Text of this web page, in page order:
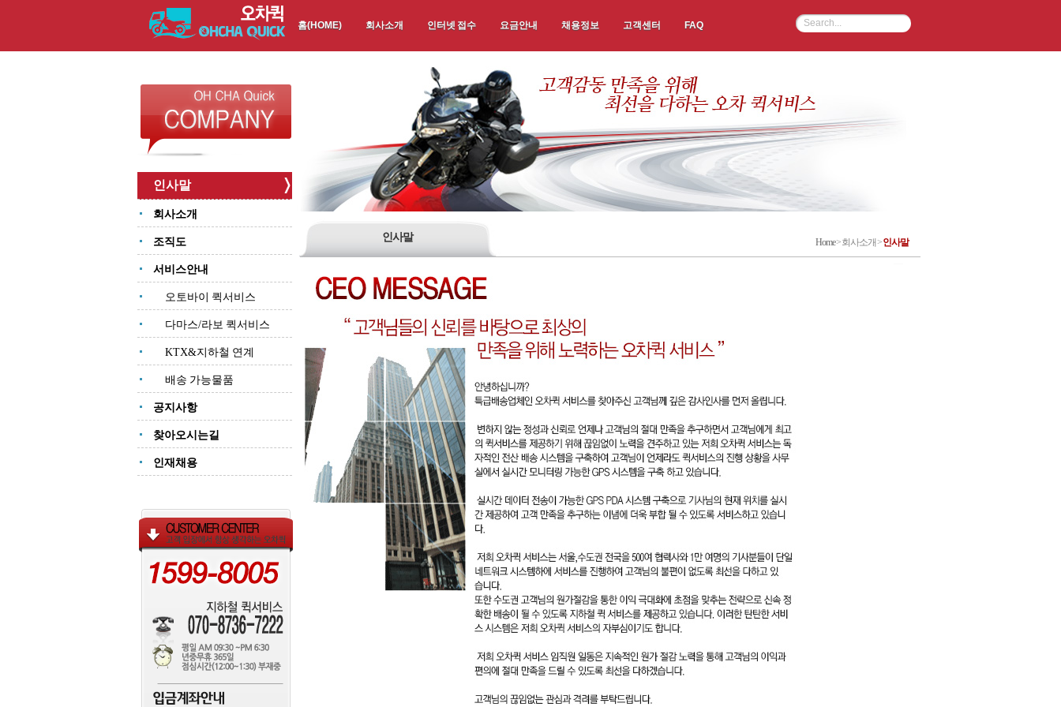
홈(HOME) 회사소개 인터넷 접수 요금안내 채용정보 고객센터 FAQ
인사말
회사소개
조직도
서비스안내
오토바이 퀵서비스
다마스/라보 퀵서비스
KTX&지하철 연계
배송 가능물품
공지사항
찾아오시는길
인재채용
인사말 Home> 회사소개 >인사말